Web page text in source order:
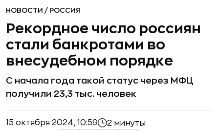
НОВОСТИ / РОССИЯ
Рекордное число россиян
стали банкротами во
внесудебном порядке
С начала года такой статус через МФЦ
получили 23,3 тыс. человек
15 октября 2024, 10:59 2 минуты